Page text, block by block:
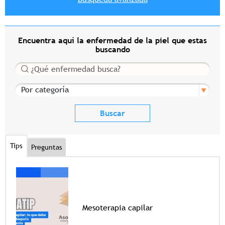
Encuentra aquí la enfermedad de la piel que estas
buscando
Buscar
Por categoría
Tips Preguntas
Mesoterapia capilar